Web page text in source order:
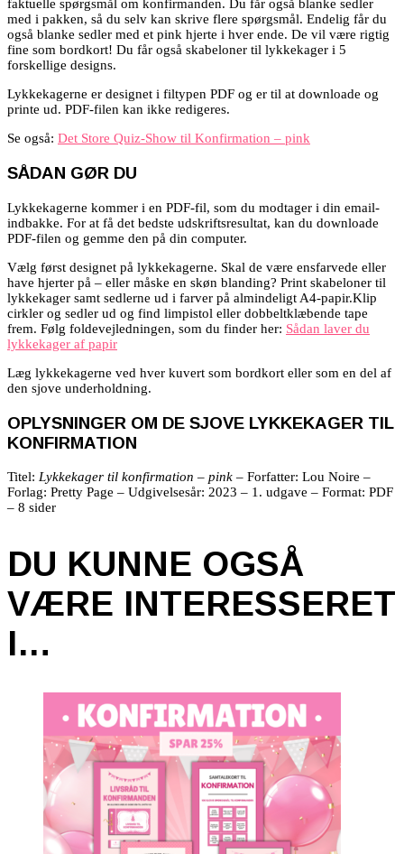
faktuelle spørgsmål om konfirmanden. Du får også blanke sedler
med i pakken, så du selv kan skrive flere spørgsmål. Endelig får du
også blanke sedler med et pink hjerte i hver ende. De vil være rigtig
fine som bordkort! Du får også skabeloner til lykkekager i 5
forskellige designs.
Lykkekagerne er designet i filtypen PDF og er til at downloade og
printe ud. PDF-filen kan ikke redigeres.
Se også: Det Store Quiz-Show til Konfirmation – pink
SÅDAN GØR DU
Lykkekagerne kommer i en PDF-fil, som du modtager i din email-
indbakke. For at få det bedste udskriftsresultat, kan du downloade
PDF-filen og gemme den på din computer.
Vælg først designet på lykkekagerne. Skal de være ensfarvede eller
have hjerter på – eller måske en skøn blanding? Print skabeloner til
lykkekager samt sedlerne ud i farver på almindeligt A4-papir.Klip
cirkler og sedler ud og find limpistol eller dobbeltklæbende tape
frem. Følg foldevejledningen, som du finder her: Sådan laver du
lykkekager af papir
Læg lykkekagerne ved hver kuvert som bordkort eller som en del af
den sjove underholdning.
OPLYSNINGER OM DE SJOVE LYKKEKAGER TIL
KONFIRMATION
Titel: Lykkekager til konfirmation – pink – Forfatter: Lou Noire –
Forlag: Pretty Page – Udgivelsesår: 2023 – 1. udgave – Format: PDF
– 8 sider
DU KUNNE OGSÅ
VÆRE INTERESSERET
I…